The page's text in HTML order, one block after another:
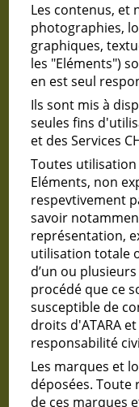
Les contenus, et
photographies,
graphiques,
les "Eléments")
en est seul
Ils sont mis à
seules fins
et des Services
Toutes
Eléments, non
respevtivement
savoir
représentation,
utilisation totale
d’un ou
procédé que ce
susceptible de
droits d'ATARA
responsabilité
Les marques et
déposées.
de ces marques